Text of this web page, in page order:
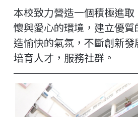
本校致力營造一個積極進
懷與愛心的環境，建立優
造愉快的氣氛，不斷創新發
培育人才，服務社群。